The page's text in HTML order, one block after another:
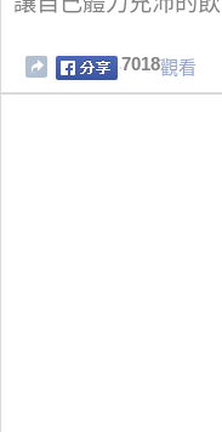
7018觀看